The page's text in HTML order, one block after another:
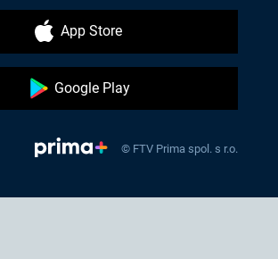
App Store
Google Play
© FTV Prima spol. s r.o.